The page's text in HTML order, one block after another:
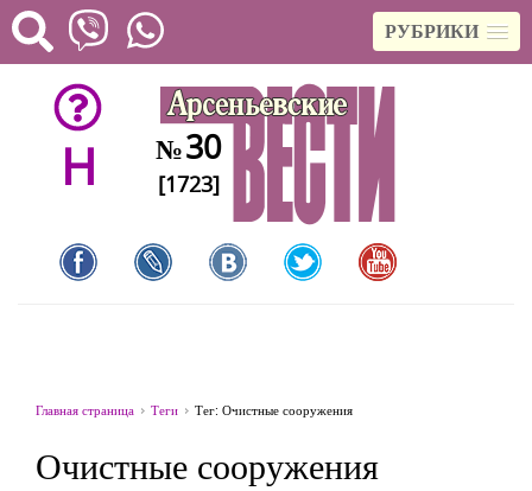
РУБРИКИ
H №30
[1723]
Главная страница Теги Тег: Очистные сооружения
Очистные сооружения